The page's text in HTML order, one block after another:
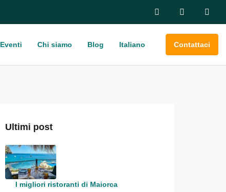
Eventi Chi siamo Blog Italiano Contattaci
Ultimi post
I migliori ristoranti di Maiorca